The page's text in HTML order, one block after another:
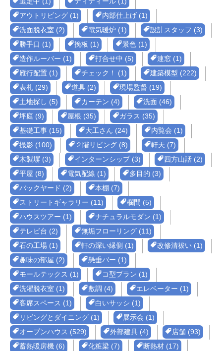
アウトリビング (1)
内部仕上げ (1)
洗面脱衣室 (2)
電気暖炉 (1)
設計スタッフ (3)
勝手口 (1)
挽板 (1)
景色 (1)
造作ルーバー (1)
打合せ中 (5)
連窓 (1)
雁行配置 (1)
チェック！ (1)
建築模型 (222)
表札 (29)
道具 (2)
現場監督 (19)
土地探し (5)
カーテン (4)
洗面 (46)
坪庭 (9)
屋根 (35)
ガラス (35)
基礎工事 (15)
大工さん (24)
内覧会 (1)
撮影 (100)
２階リビング (8)
軒天 (7)
木製塀 (3)
インターンシップ (3)
四方山話 (2)
平屋 (8)
電気配線 (1)
多目的 (3)
バックヤード (2)
本棚 (7)
ストリートギャラリー (11)
欄間 (5)
ハウスツアー (1)
ナチュラルモダン (1)
テレビ台 (2)
無垢フローリング (11)
石の工場 (1)
軒の深い縁側 (1)
改修清祓い (1)
趣味の部屋 (2)
懸垂バー (1)
モールテックス (1)
コ型プラン (1)
洗濯脱衣室 (1)
敷調 (4)
エレベーター (1)
客席スペース (1)
白いサッシ (1)
リビングとダイニング (1)
展示会 (1)
オープンハウス (529)
外部建具 (4)
店舗 (93)
蓄熱暖房機 (6)
化粧梁 (7)
断熱材 (17)